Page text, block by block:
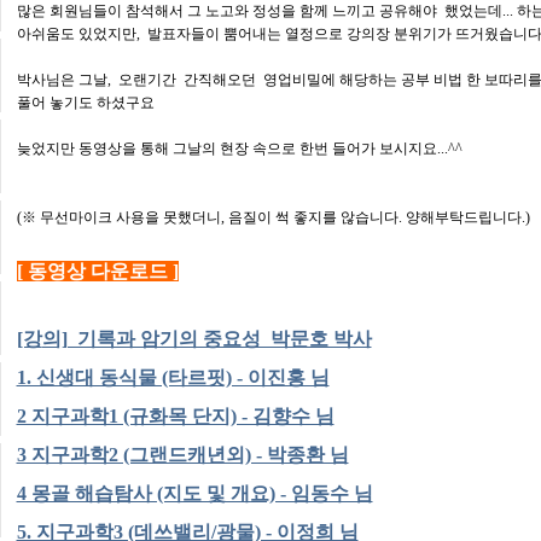
많은 회원님들이 참석해서 그 노고와 정성을 함께 느끼고 공유해야 했었는데... 하
아쉬움도 있었지만, 발표자들이 뿜어내는 열정으로 강의장 분위기가 뜨거웠습니
박사님은 그날, 오랜기간 간직해오던 영업비밀에 해당하는 공부 비법 한 보따리를
풀어 놓기도 하셨구요
늦었지만 동영상을 통해 그날의 현장 속으로 한번 들어가 보시지요...^^
(※ 무선마이크 사용을 못했더니, 음질이 썩 좋지를 않습니다. 양해부탁드립니다.)
[ 동영상 다운로드 ]
[강의] 기록과 암기의 중요성 박문호 박사
1. 신생대 동식물 (타르핏) - 이진홍 님
2 지구과학1 (규화목 단지) - 김향수 님
3 지구과학2 (그랜드캐년외) - 박종환 님
4 몽골 해습탐사 (지도 및 개요) - 임동수 님
5. 지구과학3 (데쓰밸리/광물) - 이정희 님